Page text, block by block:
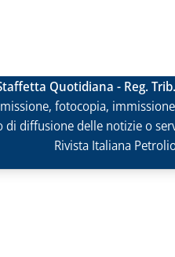
Quotidiana - Reg.
fotocopia,
diffusione delle notizie o
Rivista Italiana